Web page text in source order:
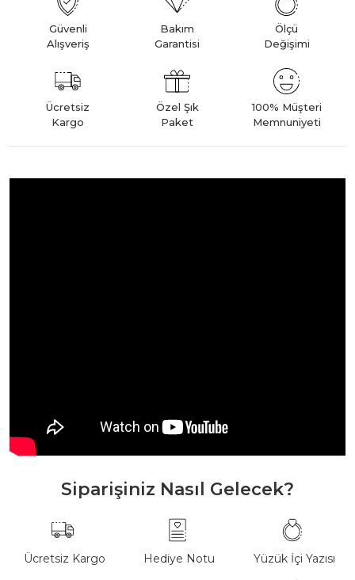
Güvenli
Alışveriş
Bakım
Garantisi
Ölçü
Değişimi
Ücretsiz
Kargo
Özel Şık
Paket
100% Müşteri
Memnuniyeti
Siparişiniz Nasıl Gelecek?
Ücretsiz Kargo Hediye Notu Yüzük İçi Yazısı